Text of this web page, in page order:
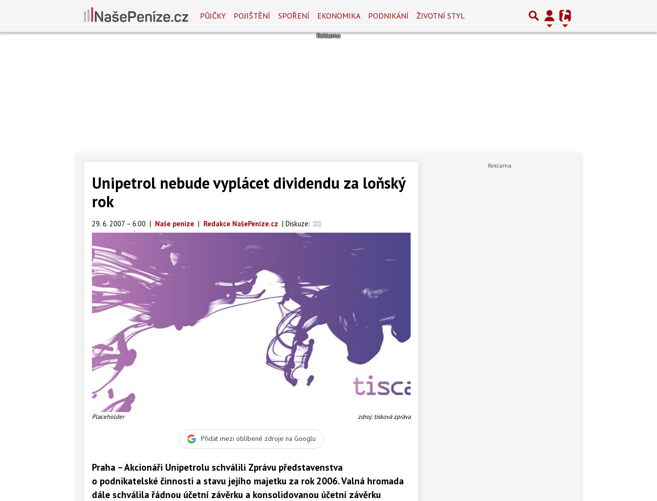
PŮJČKY POJIŠTĚNÍ SPOŘENÍ EKONOMIKA PODNIKÁNÍ ŽIVOTNÍ STYL
Unipetrol nebude vyplácet dividendu za loňský
rok
29. 6. 2007 – 6:00 | Naše peníze | Redakce NašePeníze.cz | Diskuze:
Placeholder zdroj: tisková zpráva
Přidat mezi oblíbené zdroje na Googlu
Praha – Akcionáři Unipetrolu schválili Zprávu představenstva
o podnikatelské činnosti a stavu jejího majetku za rok 2006. Valná hromada
dále schválila řádnou účetní závěrku a konsolidovanou účetní závěrku